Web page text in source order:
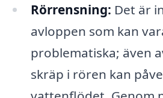
Rörrensning: Det är
avloppen som kan
problematiska; även
skräp i rören kan